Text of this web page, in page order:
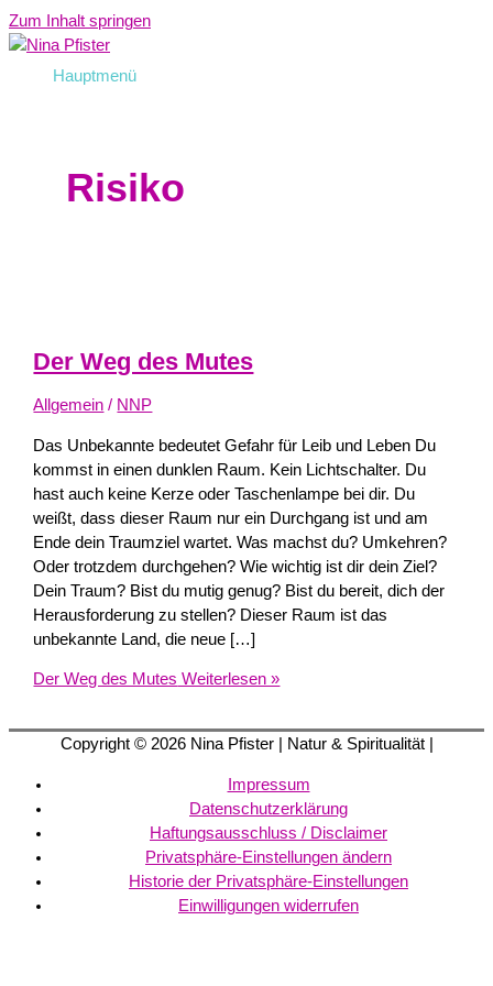
Zum Inhalt springen
Hauptmenü
Risiko
Der Weg des Mutes
Allgemein / NNP
Das Unbekannte bedeutet Gefahr für Leib und Leben Du
kommst in einen dunklen Raum. Kein Lichtschalter. Du
hast auch keine Kerze oder Taschenlampe bei dir. Du
weißt, dass dieser Raum nur ein Durchgang ist und am
Ende dein Traumziel wartet. Was machst du? Umkehren?
Oder trotzdem durchgehen? Wie wichtig ist dir dein Ziel?
Dein Traum? Bist du mutig genug? Bist du bereit, dich der
Herausforderung zu stellen? Dieser Raum ist das
unbekannte Land, die neue […]
Der Weg des Mutes Weiterlesen »
Copyright © 2026 Nina Pfister| Natur & Spiritualität |
Impressum
Datenschutzerklärung
Haftungsausschluss / Disclaimer
Privatsphäre-Einstellungen ändern
Historie der Privatsphäre-Einstellungen
Einwilligungen widerrufen